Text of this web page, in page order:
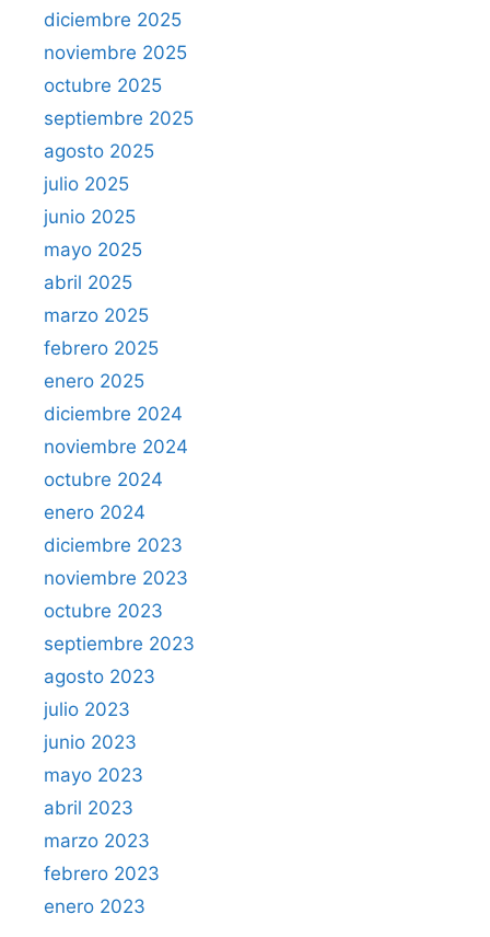
diciembre 2025
noviembre 2025
octubre 2025
septiembre 2025
agosto 2025
julio 2025
junio 2025
mayo 2025
abril 2025
marzo 2025
febrero 2025
enero 2025
diciembre 2024
noviembre 2024
octubre 2024
enero 2024
diciembre 2023
noviembre 2023
octubre 2023
septiembre 2023
agosto 2023
julio 2023
junio 2023
mayo 2023
abril 2023
marzo 2023
febrero 2023
enero 2023